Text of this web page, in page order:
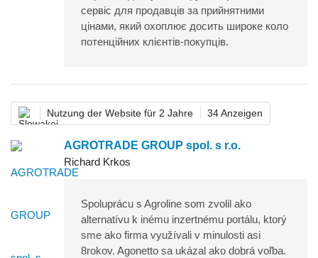
сервіс для продавців за прийнятними
цінами, який охоплює досить широке коло
потенційних клієнтів-покупців.
Nutzung der Website für 2 Jahre 34 Anzeigen
AGROTRADE GROUP spol. s r.o.
Richard Krkos
Spoluprácu s Agroline som zvolil ako
alternatívu k inému inzertnému portálu, ktorý
sme ako firma využívali v minulosti asi
8rokov. Agonetto sa ukázal ako dobrá voľba.